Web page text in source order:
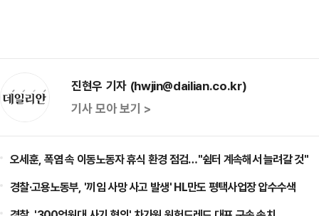
진현우 기자 (hwjin@dailian.co.kr)
기사 모아 보기 >
오세훈, 폭염 속 이동노동자 휴식 환경 점검…"쉼터 계속해서 늘려갈 것"
경찰·고용노동부, '끼임 사망 사고 발생' HL만도 평택사업장 압수수색